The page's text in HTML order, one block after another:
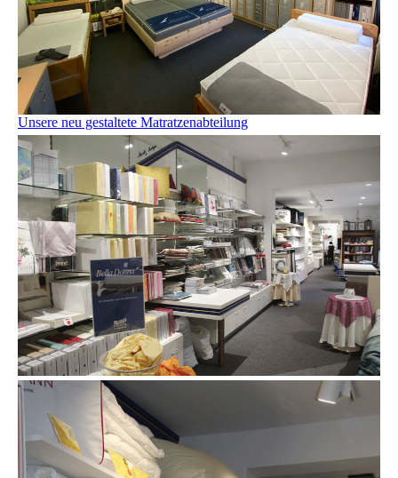
Unsere neu gestaltete Matratzenabteilung